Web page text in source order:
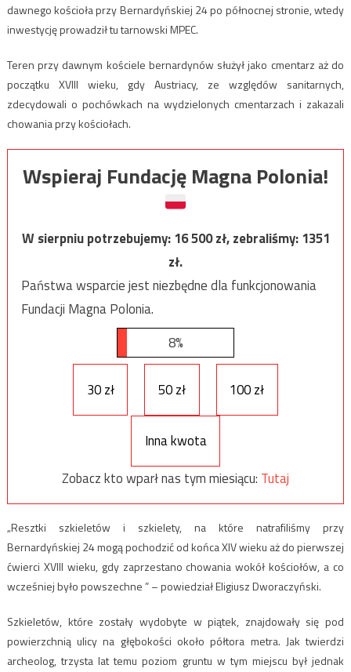
dawnego kościoła przy Bernardyńskiej 24 po północnej stronie, wtedy
inwestycję prowadził tu tarnowski MPEC.
Teren przy dawnym kościele bernardynów służył jako cmentarz aż do
początku XVIII wieku, gdy Austriacy, ze względów sanitarnych,
zdecydowali o pochówkach na wydzielonych cmentarzach i zakazali
chowania przy kościołach.
Wspieraj Fundację Magna Polonia!
W sierpniu potrzebujemy:16 500zł, zebraliśmy:1351
zł.
Państwa wsparcie jest niezbędne dla funkcjonowania
Fundacji Magna Polonia.
8%
30 zł 50 zł 100 zł
Inna kwota
Zobacz kto wparł nas tym miesiącu: Tutaj
„Resztki szkieletów i szkielety, na które natrafiliśmy przy
Bernardyńskiej 24 mogą pochodzić od końca XIV wieku aż do pierwszej
ćwierci XVIII wieku, gdy zaprzestano chowania wokół kościołów, a co
wcześniej było powszechne ” – powiedział Eligiusz Dworaczyński.
Szkieletów, które zostały wydobyte w piątek, znajdowały się pod
powierzchnią ulicy na głębokości około półtora metra. Jak twierdzi
archeolog, trzysta lat temu poziom gruntu w tym miejscu był jednak